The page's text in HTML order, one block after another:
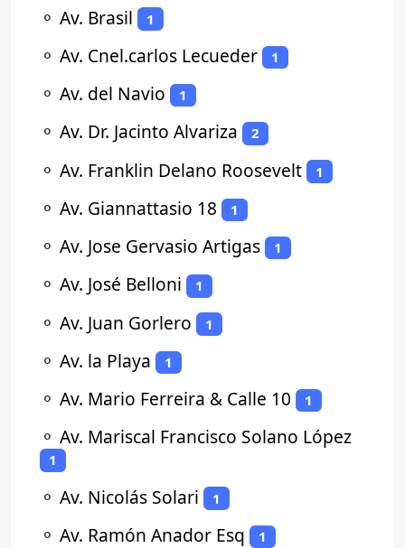
⚬ Av. Brasil 1
⚬ Av. Cnel.carlos Lecueder 1
⚬ Av. del Navio 1
⚬ Av. Dr. Jacinto Alvariza 2
⚬ Av. Franklin Delano Roosevelt 1
⚬ Av. Giannattasio 18 1
⚬ Av. Jose Gervasio Artigas 1
⚬ Av. José Belloni 1
⚬ Av. Juan Gorlero 1
⚬ Av. la Playa 1
⚬ Av. Mario Ferreira & Calle 10 1
⚬ Av. Mariscal Francisco Solano López
1
⚬ Av. Nicolás Solari 1
⚬ Av. Ramón Anador Esq 1